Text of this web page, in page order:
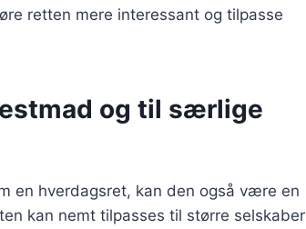
retten mere interessant og tilpasse
og til særlige
en hverdagsret, kan den også være en
kan nemt tilpasses til større selskaber